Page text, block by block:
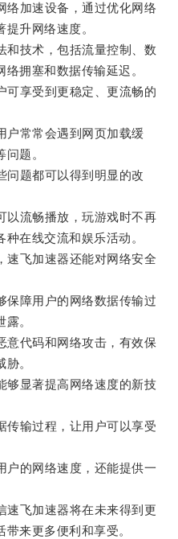
加速设备，通过优化网络
升网络速度。
技术，包括流量控制、数
拥塞和数据传输延迟。
享受到更稳定、更流畅的
常常会遇到网页加载缓
题。
题都可以得到明显的改
流畅播放，玩游戏时不再
在线交流和娱乐活动。
飞加速器还能对网络安全
障用户的网络数据传输过
。
代码和网络攻击，有效保
。
显著提高网络速度的新技
输过程，让用户可以享受
的网络速度，还能提供一
飞加速器将在未来得到更
来更多便利和享受。